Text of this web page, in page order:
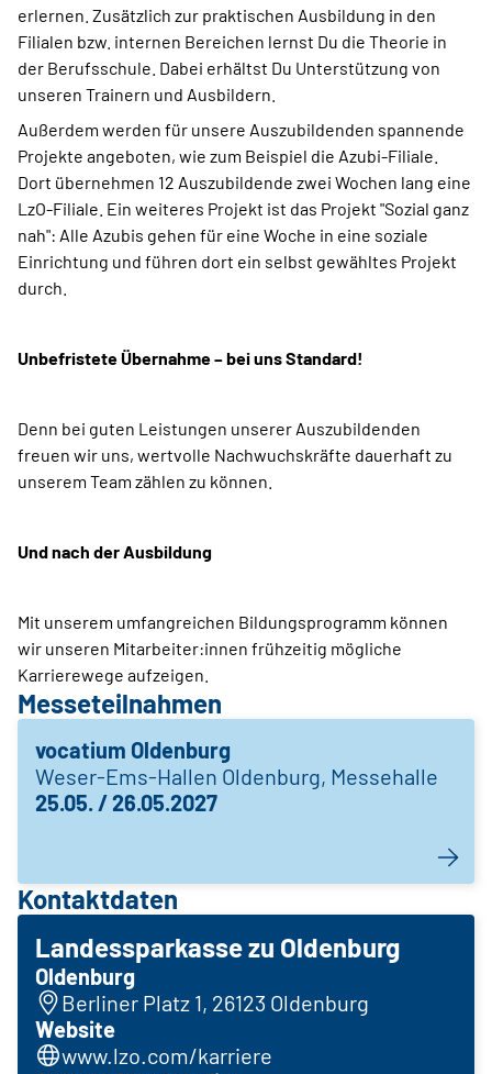
erlernen. Zusätzlich zur praktischen Ausbildung in den
Filialen bzw. internen Bereichen lernst Du die Theorie in
der Berufsschule. Dabei erhältst Du Unterstützung von
unseren Trainern und Ausbildern.
Außerdem werden für unsere Auszubildenden spannende
Projekte angeboten, wie zum Beispiel die Azubi-Filiale.
Dort übernehmen 12 Auszubildende zwei Wochen lang eine
LzO-Filiale. Ein weiteres Projekt ist das Projekt "Sozial ganz
nah": Alle Azubis gehen für eine Woche in eine soziale
Einrichtung und führen dort ein selbst gewähltes Projekt
durch.
Unbefristete Übernahme – bei uns Standard!
Denn bei guten Leistungen unserer Auszubildenden
freuen wir uns, wertvolle Nachwuchskräfte dauerhaft zu
unserem Team zählen zu können.
Und nach der Ausbildung
Mit unserem umfangreichen Bildungsprogramm können
wir unseren Mitarbeiter:innen frühzeitig mögliche
Karrierewege aufzeigen.
Messeteilnahmen
vocatium Oldenburg
Weser-Ems-Hallen Oldenburg, Messehalle
25.05. / 26.05.2027
Kontaktdaten
Landessparkasse zu Oldenburg
Oldenburg
Berliner Platz 1, 26123 Oldenburg
Website
www.lzo.com/karriere